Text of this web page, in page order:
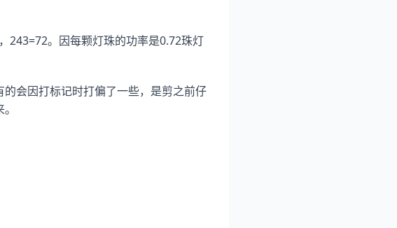
243=72。因每颗灯珠的功率是0.72珠灯
会因打标记时打偏了一些，是剪之前仔